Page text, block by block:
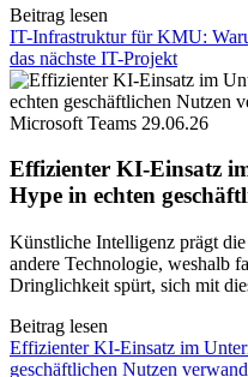
Beitrag lesen
IT-Infrastruktur für KMU:
das nächste IT-Projekt
Microsoft Teams 29.06.26
Effizienter KI-Einsatz
Hype in echten
Künstliche Intelligenz prägt
andere Technologie, weshalb
Dringlichkeit spürt, sich mit
Beitrag lesen
Effizienter KI-Einsatz im
geschäftlichen Nutzen